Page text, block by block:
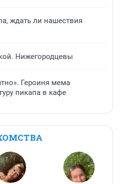
ждать ли нашествия
Нижегородцевы
Героиня мема
пикапа в кафе